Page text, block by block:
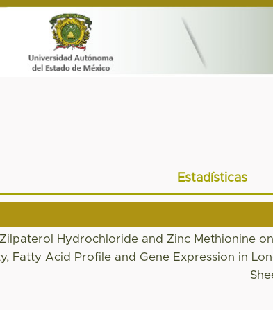
Estadísticas
Hydrochloride and Zinc Methionine
Fatty Acid Profile and Gene Expression in